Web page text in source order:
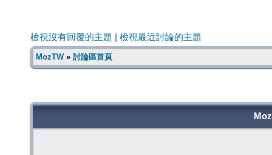
檢視沒有回覆的主題 檢視最近討論的主題
MozTW» 討論區首頁